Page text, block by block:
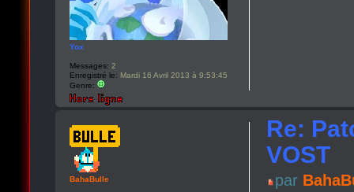
Yox
Messages: 2
Enregistré le: Mardi 16 Avril 2013 à 9:53:45
Genre:
Re:
VOST
par
BahaBulle